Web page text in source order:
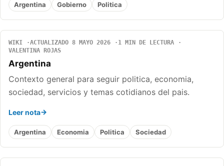
Argentina Gobierno Politica
WIKI ACTUALIZADO 8 MAYO 2026
1 MIN DE LECTURA
VALENTINA ROJAS
Argentina
Contexto general para seguir politica, economia,
sociedad, servicios y temas cotidianos del pais.
Leer nota
Argentina Economia Politica Sociedad